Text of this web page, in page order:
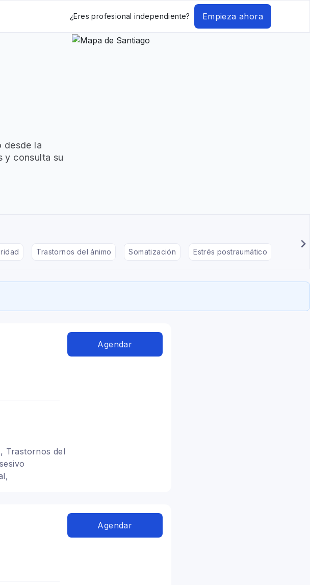
¿Eres profesional independiente? Empieza ahora
desde la
y consulta su
Trastornos del ánimo Somatización Estrés postraumático
Trastornos del
Agendar
Agendar